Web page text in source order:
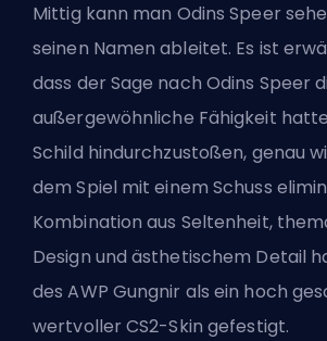
Mittig kann man Odins Speer
seinen Namen ableitet. Es ist
dass der Sage nach Odins Speer
außergewöhnliche Fähigkeit
Schild hindurchzustoßen, genau
dem Spiel mit einem Schuss
Kombination aus Seltenheit,
Design und ästhetischem Detail
des AWP Gungnir als ein hoch
wertvoller CS2-Skin gefestigt.